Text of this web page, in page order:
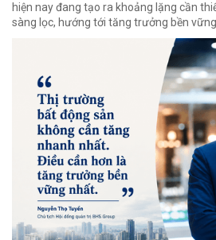
hiện nay đang tạo ra khoảng lặng cần
sàng lọc, hướng tới tăng trưởng bền vững.